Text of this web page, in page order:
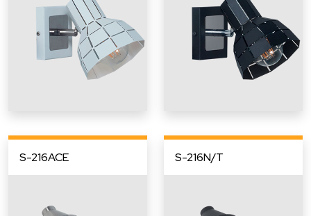
S-216ACE S-216N/T